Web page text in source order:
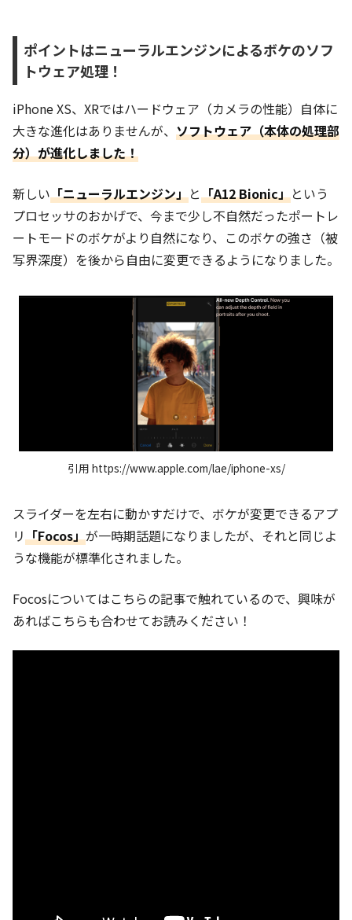
ポイントはニューラルエンジンによるボケのソフ
トウェア処理！
iPhone XS、XRではハードウェア（カメラの性能）自体に
大きな進化はありませんが、 ソフトウェア（本体の処理部
分）が進化しました！
新しい「ニューラルエンジン」と「A12 Bionic」という
プロセッサのおかげで、今まで少し不自然だったポートレ
ートモードのボケがより自然になり、このボケの強さ（被
写界深度）を後から自由に変更できるようになりました。
引用 https://www.apple.com/lae/iphone-xs/
スライダーを左右に動かすだけで、ボケが変更できるアプ
リ「Focos」が一時期話題になりましたが、それと同じよ
うな機能が標準化されました。
Focosについてはこちらの記事で触れているので、興味が
あればこちらも合わせてお読みください！